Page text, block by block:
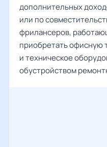
дополнительных
или по
фрилансеров,
приобретать офисную
и техническое
обустройством